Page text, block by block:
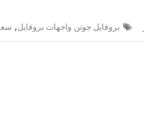
بروفايل جوتن واجهات بروفايل,